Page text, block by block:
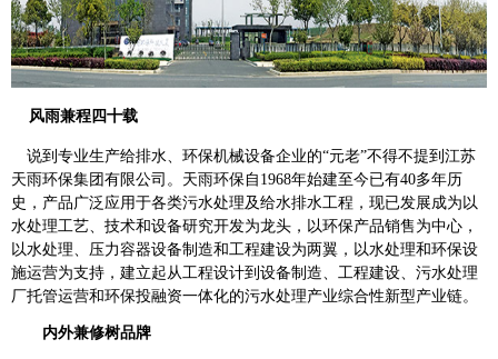
风雨兼程四十载
说到专业生产给排水、环保机械设备企业的“元老”不得不提到江苏
天雨环保集团有限公司。天雨环保自 1968年始建至今已有40多年历
史，产品广泛应用于各类污水处理及给水排水工程，现已发展成为以
水处理工艺、技术和设备研究开发为龙头，以环保产品销售为中心，
以水处理、压力容器设备制造和工程建设为两翼，以水处理和环保设
施运营为支持，建立起从工程设计到设备制造、工程建设、污水处理
厂托管运营和环保投融资一体化的污水处理产业综合性新型产业链。
内外兼修树品牌